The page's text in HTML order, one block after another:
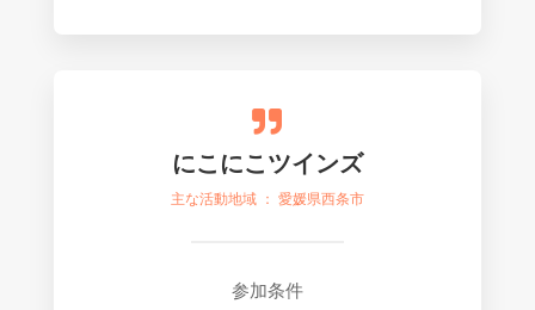

にこにこツインズ
主な活動地域 ： 愛媛県西条市
参加条件